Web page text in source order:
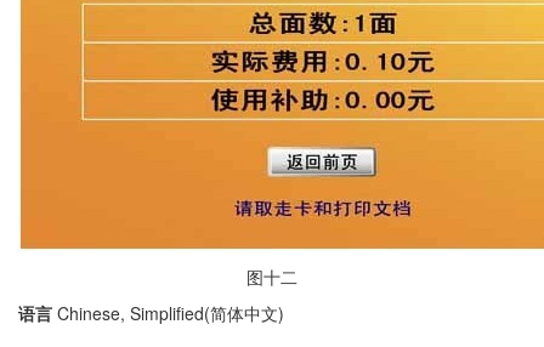
图十二
语言 Chinese, Simplified(简体中文)